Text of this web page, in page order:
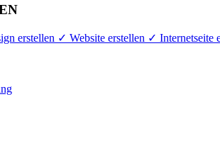
erstellen ✓ Website erstellen ✓